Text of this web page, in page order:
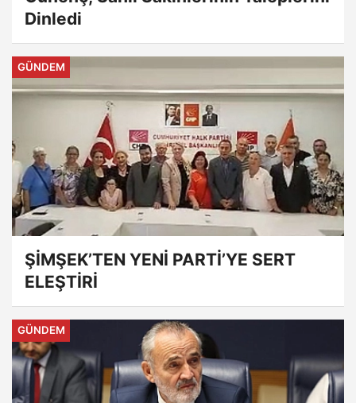
Dinledi
GÜNDEM
ŞİMŞEK’TEN YENİ PARTİ’YE SERT
ELEŞTİRİ
GÜNDEM